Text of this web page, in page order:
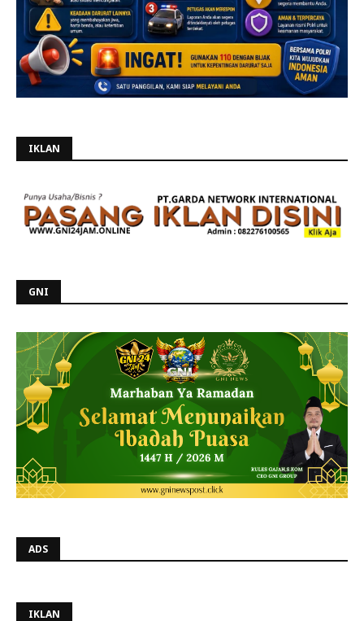
IKLAN
GNI
ADS
IKLAN